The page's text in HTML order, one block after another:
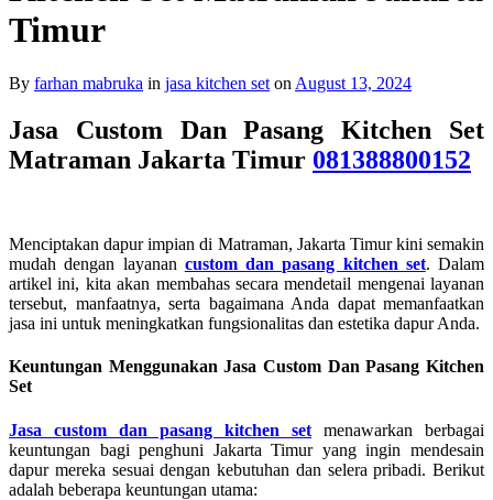
Timur
By farhan mabruka in jasa kitchen set on August 13, 2024
Jasa Custom Dan Pasang Kitchen Set
Matraman Jakarta Timur 081388800152
Menciptakan dapur impian di Matraman, Jakarta Timur kini semakin
mudah dengan layanan custom dan pasang kitchen set. Dalam
artikel ini, kita akan membahas secara mendetail mengenai layanan
tersebut, manfaatnya, serta bagaimana Anda dapat memanfaatkan
jasa ini untuk meningkatkan fungsionalitas dan estetika dapur Anda.
Keuntungan Menggunakan Jasa Custom Dan Pasang Kitchen
Set
Jasa custom dan pasang kitchen set menawarkan berbagai
keuntungan bagi penghuni Jakarta Timur yang ingin mendesain
dapur mereka sesuai dengan kebutuhan dan selera pribadi. Berikut
adalah beberapa keuntungan utama: